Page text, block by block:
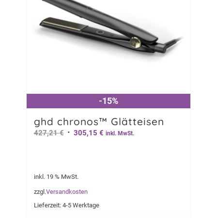
-15%
ghd chronos™ Glätteisen
427,21€ Ursprünglicher
305,15 €Aktueller
inkl. MwSt.
inkl. 19 % MwSt.
zzgl.Versandkosten
Lieferzeit: 4-5 Werktage
-15%